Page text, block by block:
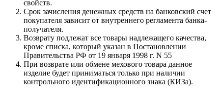
свойств.
Срок зачисления денежных средств на банковский счет
покупателя зависит от внутреннего регламента банка-
получателя.
Возврату подлежат все товары надлежащего качества,
кроме списка, который указан в Постановлении
Правительства РФ от 19 января 1998 г. N 55
При возврате или обмене мехового товара данное
изделие будет приниматься только при наличии
контрольного идентификационного знака (КИЗа).